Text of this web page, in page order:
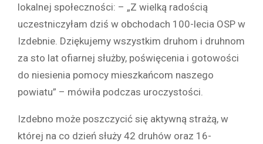
lokalnej społeczności: – „Z wielką radością
uczestniczyłam dziś w obchodach 100-lecia OSP w
Izdebnie. Dziękujemy wszystkim druhom i druhnom
za sto lat ofiarnej służby, poświęcenia i gotowości
do niesienia pomocy mieszkańcom naszego
powiatu” – mówiła podczas uroczystości.
Izdebno może poszczycić się aktywną strażą, w
której na co dzień służy 42 druhów oraz 16-